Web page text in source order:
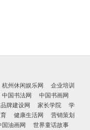
杭州休闲娱乐网
企业培训
中国书法网
中国书画网
牌建设网 家长学院
学
健康生活网
营销策划
国油画网
世界童话故事